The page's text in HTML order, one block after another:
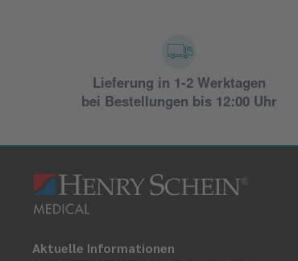
Lieferung in 1-2 Werktagen
bei Bestellungen bis 12:00 Uhr
Aktuelle Informationen